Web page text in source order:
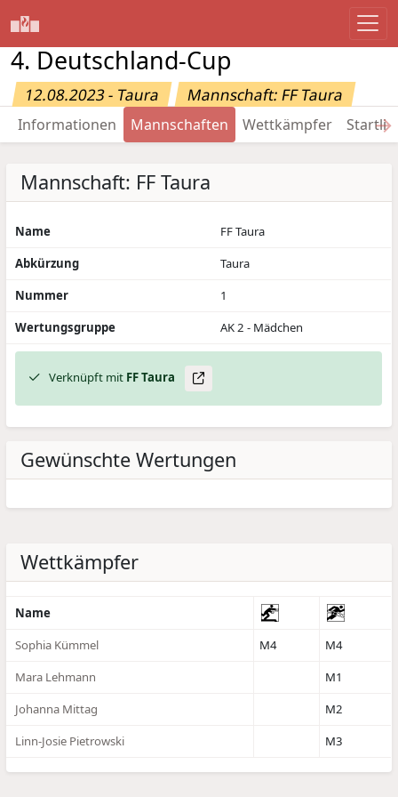
4. Deutschland-Cup
12.08.2023 - Taura Mannschaft: FF Taura
Informationen Mannschaften Wettkämpfer →
Mannschaft: FF Taura
Name
FF Taura
Abkürzung
Taura
Nummer
1
Wertungsgruppe
AK 2 - Mädchen
Verknüpft mit FF Taura
Gewünschte Wertungen
Wettkämpfer
Name
Sophia Kümmel
M4
M4
Mara Lehmann
M1
Johanna Mittag
M2
Linn-Josie Pietrowski
M3